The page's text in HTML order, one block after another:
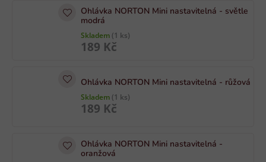
Ohlávka NORTON Mini nastavitelná - světle
modrá
Skladem (1 ks)
189 Kč
Ohlávka NORTON Mini nastavitelná - růžová
Skladem (1 ks)
189 Kč
Ohlávka NORTON Mini nastavitelná -
oranžová